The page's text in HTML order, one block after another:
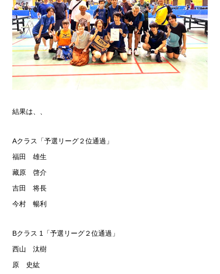
結果は、、
Aクラス「予選リーグ２位通過」
福田 雄生
藏原 啓介
吉田 将長
今村 暢利
Bクラス 1「予選リーグ２位通過」
西山 汰樹
原 史紘